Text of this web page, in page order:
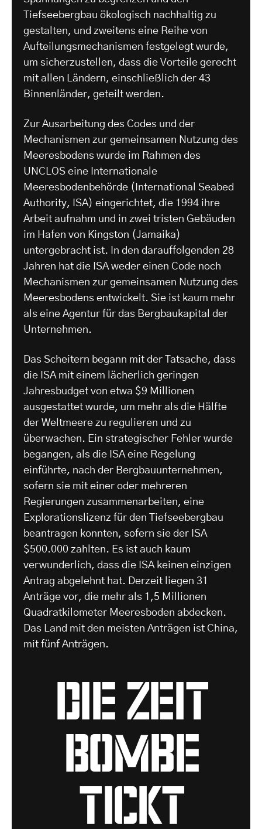
Tiefseebergbau ökologisch nachhaltig zu
gestalten, und zweitens eine Reihe von
Aufteilungsmechanismen festgelegt wurde,
um sicherzustellen, dass die Vorteile gerecht
mit allen Ländern, einschließlich der 43
Binnenländer, geteilt werden.
Zur Ausarbeitung des Codes und der
Mechanismen zur gemeinsamen Nutzung des
Meeresbodens wurde im Rahmen des
UNCLOS eine Internationale
Meeresbodenbehörde (International Seabed
Authority, ISA) eingerichtet, die 1994 ihre
Arbeit aufnahm und in zwei tristen Gebäuden
im Hafen von Kingston (Jamaika)
untergebracht ist. In den darauffolgenden 28
Jahren hat die ISA weder einen Code noch
Mechanismen zur gemeinsamen Nutzung des
Meeresbodens entwickelt. Sie ist kaum mehr
als eine Agentur für das Bergbaukapital der
Unternehmen.
Das Scheitern begann mit der Tatsache, dass
die ISA mit einem lächerlich geringen
Jahresbudget von etwa $9 Millionen
ausgestattet wurde, um mehr als die Hälfte
der Weltmeere zu regulieren und zu
überwachen. Ein strategischer Fehler wurde
begangen, als die ISA eine Regelung
einführte, nach der Bergbauunternehmen,
sofern sie mit einer oder mehreren
Regierungen zusammenarbeiten, eine
Explorationslizenz für den Tiefseebergbau
beantragen konnten, sofern sie der ISA
$500.000 zahlten. Es ist auch kaum
verwunderlich, dass die ISA keinen einzigen
Antrag abgelehnt hat. Derzeit liegen 31
Anträge vor, die mehr als 1,5 Millionen
Quadratkilometer Meeresboden abdecken.
Das Land mit den meisten Anträgen ist China,
mit fünf Anträgen.
die Zeit
Bombe
tickt